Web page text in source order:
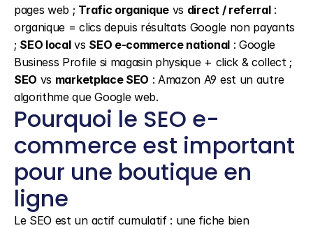
pages web ; Trafic organique vs direct / referral :
organique = clics depuis résultats Google non payants
; SEO local vs SEO e-commerce national : Google
SEO vs marketplace SEO : Amazon A9 est un autre
algorithme que Google web.
Pourquoi le SEO e-
commerce est important
pour une boutique en
ligne
Le SEO est un actif cumulatif : une fiche bien